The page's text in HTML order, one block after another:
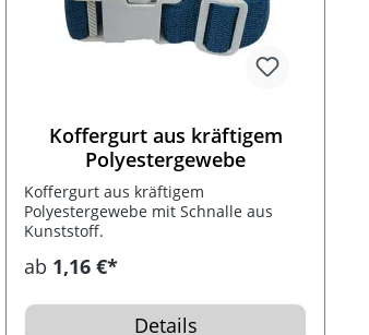
Koffergurt aus kräftigem
Polyestergewebe
Koffergurt aus kräftigem
Polyestergewebe mit Schnalle aus
Kunststoff.
ab 1,16 €*
Details